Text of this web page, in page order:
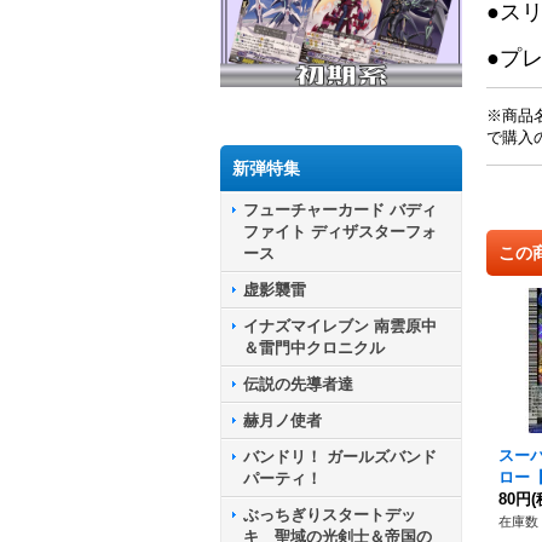
新弾特集
フューチャーカード バディ
ファイト ディザスターフォ
ース
虚影襲雷
イナズマイレブン 南雲原中
＆雷門中クロニクル
伝説の先導者達
赫月ノ使者
バンドリ！ ガールズバンド
パーティ！
ぶっちぎりスタートデッ
キ 聖域の光剣士＆帝国の
●ス
●プ
※商品
で購入
この
スー
ロー
X19}
80円(
在庫数